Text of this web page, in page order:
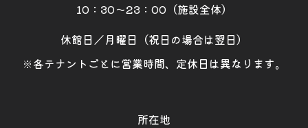
10：30～23：00（施設全体）
休館日／月曜日（祝日の場合は翌日）
※各テナントごとに営業時間、定休日は異なります。
所在地